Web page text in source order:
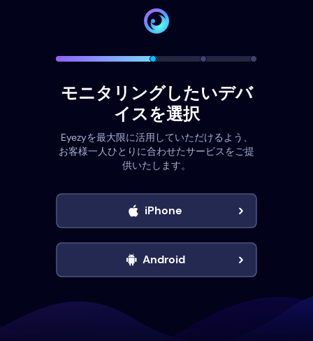
モニタリングしたいデバ
イスを選択
Eyezyを最大限に活用していただけるよう、
お客様一人ひとりに合わせたサービスをご提
供いたします。
iPhone
Android